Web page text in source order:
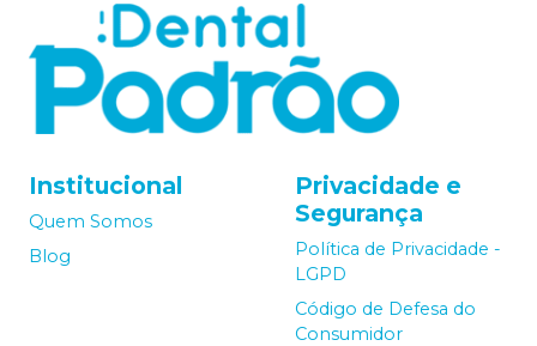
Institucional
Quem Somos
Blog
Privacidade e
Segurança
Política de Privacidade -
LGPD
Código de Defesa do
Consumidor